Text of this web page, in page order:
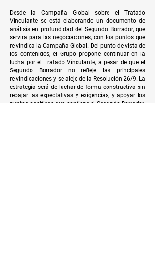
Desde la Campaña Global sobre el Tratado
Vinculante se está elaborando un documento de
análisis en profundidad del Segundo Borrador, que
servirá para las negociaciones, con los puntos que
reivindica la Campaña Global. Del punto de vista de
los contenidos, el Grupo propone continuar en la
lucha por el Tratado Vinculante, a pesar de que el
Segundo Borrador no refleje las principales
reivindicaciones y se aleje de la Resolución 26/9. La
estrategia será de luchar de forma constructiva sin
rebajar las expectativas y exigencias, y apoyar los
puntos positivos que contiene el Segundo Borrador.